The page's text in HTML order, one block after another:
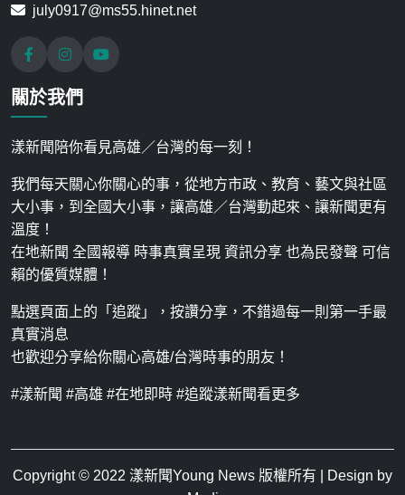
july0917@ms55.hinet.net
關於我們
漾新聞陪你看見高雄／台灣的每一刻！
我們每天關心你關心的事，從地方市政、教育、藝文與社區
大小事，到全國大小事，讓高雄／台灣動起來、讓新聞更有
溫度！
在地新聞 全國報導 時事真實呈現 資訊分享 也為民發聲 可信
賴的優質媒體！
點選頁面上的「追蹤」，按讚分享，不錯過每一則第一手最
真實消息
也歡迎分享給你關心高雄/台灣時事的朋友！
#漾新聞 #高雄 #在地即時 #追蹤漾新聞看更多
Copyright © 2022 漾新聞Young News 版權所有 | Design by